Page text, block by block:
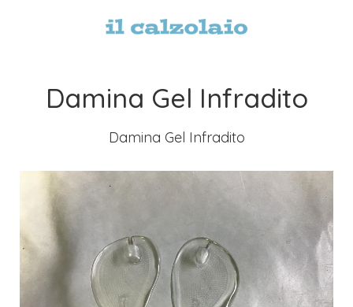
Damina Gel Infradito
Damina Gel Infradito